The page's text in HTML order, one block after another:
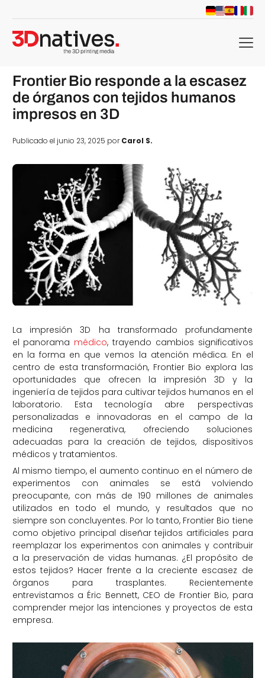
menu
Frontier Bio responde a la escasez
de órganos con tejidos humanos
impresos en 3D
Publicado el junio 23, 2025 porCarol S.
La impresión 3D ha transformado profundamente
el panorama médico, trayendo cambios significativos
en la forma en que vemos la atención médica. En el
centro de esta transformación, Frontier Bio explora las
oportunidades que ofrecen la impresión 3D y la
ingeniería de tejidos para cultivar tejidos humanos en el
laboratorio. Esta tecnología abre perspectivas
personalizadas e innovadoras en el campo de la
medicina regenerativa, ofreciendo soluciones
adecuadas para la creación de tejidos, dispositivos
médicos y tratamientos.
Al mismo tiempo, el aumento continuo en el número de
experimentos con animales se está volviendo
preocupante, con más de 190 millones de animales
utilizados en todo el mundo, y resultados que no
siempre son concluyentes. Por lo tanto, Frontier Bio tiene
como objetivo principal diseñar tejidos artificiales para
reemplazar los experimentos con animales y contribuir
a la preservación de vidas humanas. ¿El propósito de
estos tejidos? Hacer frente a la creciente escasez de
órganos para trasplantes. Recientemente
entrevistamos a Éric Bennett, CEO de Frontier Bio, para
comprender mejor las intenciones y proyectos de esta
empresa.